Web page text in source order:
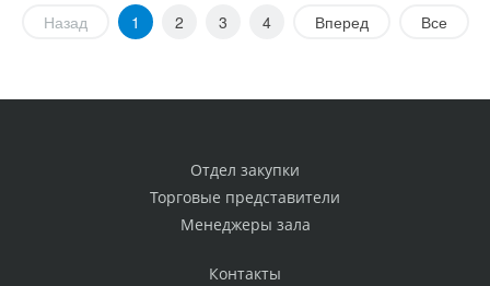
Назад 1 2 3 4 Вперед Все
Отдел закупки
Торговые представители
Менеджеры зала
Контакты